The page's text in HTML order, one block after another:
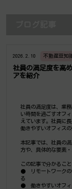
2026.2.10 不動産豆知
社員の満足度を高
アを紹介
社員の満足度は、業
い時間を過ごすオフ
えています。社員に
働きやすいオフィスの
本記事では、社員の
方や、具体的な要素
この記事で分かること
●	リモートワークの普及を背景に「出社したくなるオフィス」が求められてい
る
●	働きやすいオフィスは社員の生産性向上や離職防止、採用力の強化につなが